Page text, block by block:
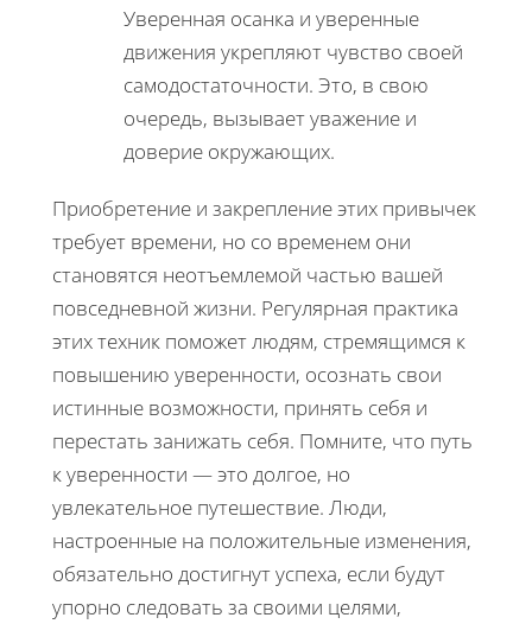
Уверенная осанка и уверенные
движения укрепляют чувство своей
самодостаточности. Это, в свою
очередь, вызывает уважение и
доверие окружающих.
Приобретение и закрепление этих привычек
требует времени, но со временем они
становятся неотъемлемой частью вашей
повседневной жизни. Регулярная практика
этих техник поможет людям, стремящимся к
повышению уверенности, осознать свои
истинные возможности, принять себя и
перестать занижать себя. Помните, что путь
к уверенности — это долгое, но
увлекательное путешествие. Люди,
настроенные на положительные изменения,
обязательно достигнут успеха, если будут
упорно следовать за своими целями,